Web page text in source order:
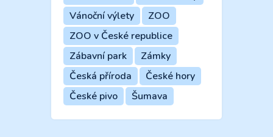
Vánoční výlety
ZOO
ZOO v České republice
Zábavní park
Zámky
Česká příroda
České hory
České pivo
Šumava